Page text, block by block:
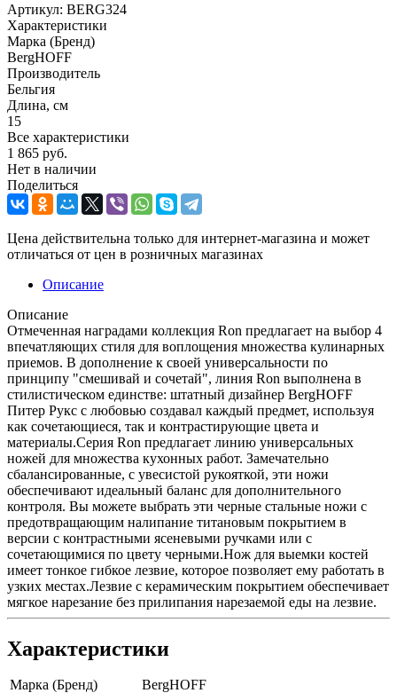
Артикул: BERG324
Характеристики
Марка (Бренд)
BergHOFF
Производитель
Бельгия
Длина, см
15
Все характеристики
1 865 руб.
Нет в наличии
Поделиться
Цена действительна только для интернет-магазина и может
отличаться от цен в розничных магазинах
Описание
Описание
Отмеченная наградами коллекция Ron предлагает на выбор 4
впечатляющих стиля для воплощения множества кулинарных
приемов. В дополнение к своей универсальности по
принципу "смешивай и сочетай", линия Ron выполнена в
стилистическом единстве: штатный дизайнер BergHOFF
Питер Рукс с любовью создавал каждый предмет, используя
как сочетающиеся, так и контрастирующие цвета и
материалы.Серия Ron предлагает линию универсальных
ножей для множества кухонных работ. Замечательно
сбалансированные, с увесистой рукояткой, эти ножи
обеспечивают идеальный баланс для дополнительного
контроля. Вы можете выбрать эти черные стальные ножи с
предотвращающим налипание титановым покрытием в
версии с контрастными ясеневыми ручками или с
сочетающимися по цвету черными.Нож для выемки костей
имеет тонкое гибкое лезвие, которое позволяет ему работать в
узких местах.Лезвие с керамическим покрытием обеспечивает
мягкое нарезание без прилипания нарезаемой еды на лезвие.
Характеристики
Марка (Бренд)
BergHOFF